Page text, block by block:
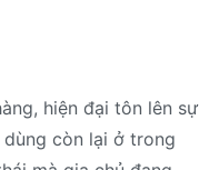
hiện đại tôn lên sự
còn lại ở trong